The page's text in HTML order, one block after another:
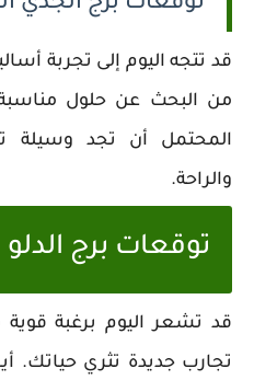
قد تتجه اليوم إلى تجربة
من البحث عن حلول
المحتمل أن تجد وسيلة
والراحة.
توقعات برج الدلو
قد تشعر اليوم برغبة
تجارب جديدة تثري